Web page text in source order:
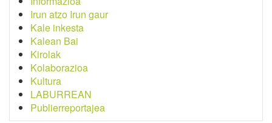
Irun atzo Irun gaur
Kale inkesta
Kalean Bai
Kirolak
Kolaborazioa
Kultura
LABURREAN
Publierreportajea